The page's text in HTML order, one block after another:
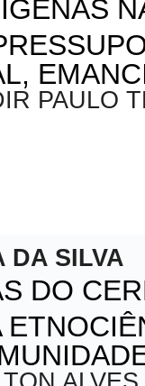
PAULO
DA SILVA